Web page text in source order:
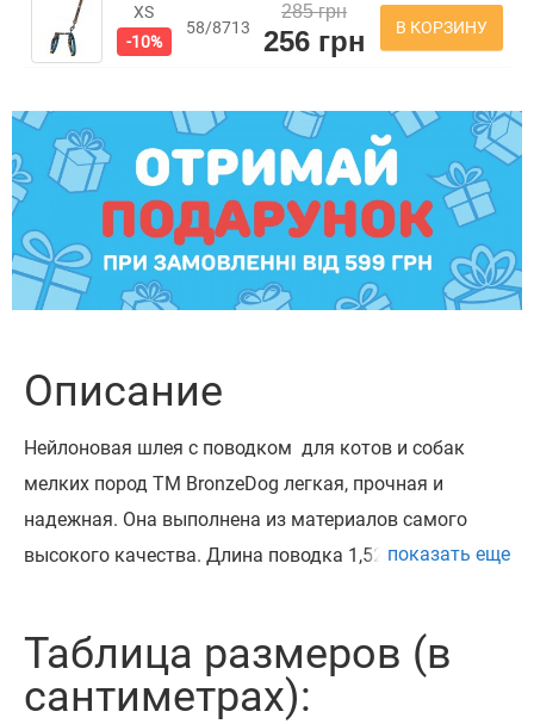
XS
-10%
58/8713
285 грн
256 грн В КОРЗИНУ
Описание
Нейлоновая шлея с поводком для котов и собак
мелких пород ТМ BronzeDog легкая, прочная и
надежная. Она выполнена из материалов самого
высокого качества. Длина поводка 1,52 м.
солнце. Шлея укомплектована высококачественной
пластиковой пряжкой. Обхват
показать еще
Таблица размеров (в
сантиметрах):